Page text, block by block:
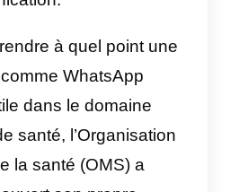
moyen de
instantané et
à tous. Tous les
de messagerie